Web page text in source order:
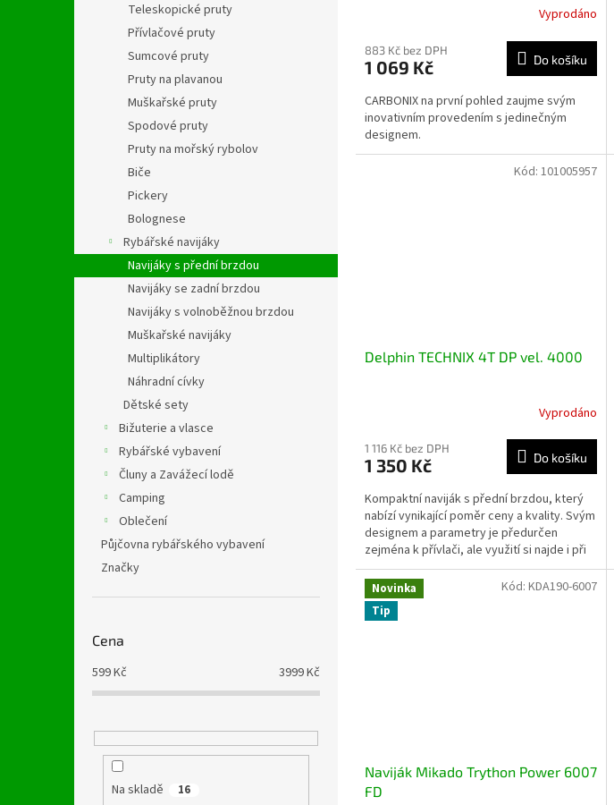
Teleskopické pruty
Přívlačové pruty
Sumcové pruty
Pruty na plavanou
Muškařské pruty
Spodové pruty
Pruty na mořský rybolov
Biče
Pickery
Bolognese
Rybářské navijáky
Navijáky s přední brzdou
Navijáky se zadní brzdou
Navijáky s volnoběžnou brzdou
Muškařské navijáky
Multiplikátory
Náhradní cívky
Dětské sety
Bižuterie a vlasce
Rybářské vybavení
Čluny a Zavážecí lodě
Camping
Oblečení
Půjčovna rybářského vybavení
Značky
Cena
599Kč 3999Kč
Na skladě 16
Vyprodáno
883 Kč bez DPH
1 069 Kč Do košíku
CARBONIX na první pohled zaujme svým
inovativním provedením s jedinečným
designem.
Delphin TECHNIX 4T DP vel. 4000
Vyprodáno
1 116 Kč bez DPH
1 350 Kč Do košíku
Kompaktní naviják s přední brzdou, který
nabízí vynikající poměr ceny a kvality. Svým
designem a parametry je předurčen
zejména k přívlači, ale využití si najde i při
jiných...
Kód: 101005957
Novinka
Tip
Naviják Mikado Trython Power 6007
FD
Kód: KDA190-6007